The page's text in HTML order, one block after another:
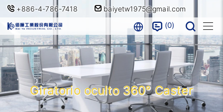
+886-4-786-7418 baiyetw1975@gmail.com
0
Giratorio oculto 360° Caster